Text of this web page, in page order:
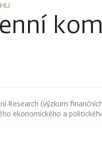
Research (výzkum
ekonomického a